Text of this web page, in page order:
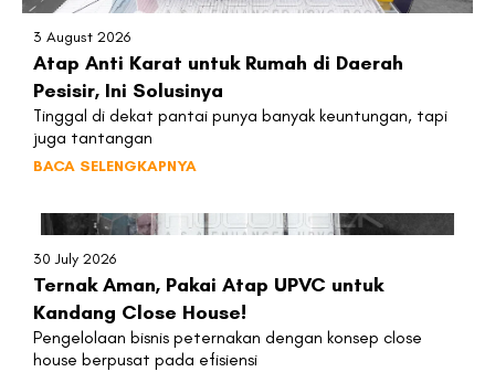
3 August 2026
Atap Anti Karat untuk Rumah di Daerah
Pesisir, Ini Solusinya
Tinggal di dekat pantai punya banyak keuntungan, tapi
juga tantangan
BACA SELENGKAPNYA
30 July 2026
Ternak Aman, Pakai Atap UPVC untuk
Kandang Close House!
Pengelolaan bisnis peternakan dengan konsep close
house berpusat pada efisiensi